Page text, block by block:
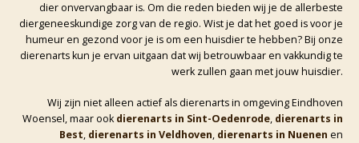
dier onvervangbaar is. Om die reden bieden wij je de allerbeste
diergeneeskundige zorg van de regio. Wist je dat het goed is voor je
humeur en gezond voor je is om een huisdier te hebben? Bij onze
dierenarts kun je ervan uitgaan dat wij betrouwbaar en vakkundig te
werk zullen gaan met jouw huisdier.
Wij zijn niet alleen actief als dierenarts in omgeving Eindhoven
Woensel, maar ook dierenarts in Sint-Oedenrode, dierenarts in
Best, dierenarts in Veldhoven, dierenarts in Nuenen en